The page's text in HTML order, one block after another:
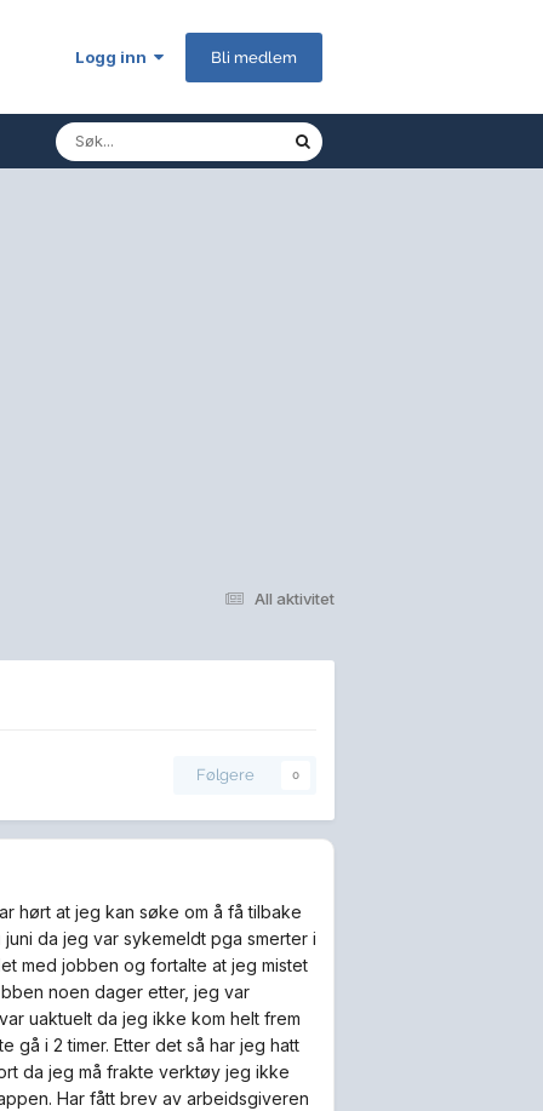
Logg inn Bli medlem
All aktivitet
Følgere 0
hørt at jeg kan søke om å få tilbake
da jeg var sykemeldt pga smerter i
med jobben og fortalte at jeg mistet
noen dager etter, jeg var
uaktuelt da jeg ikke kom helt frem
gå i 2 timer. Etter det så har jeg hatt
da jeg må frakte verktøy jeg ikke
Har fått brev av arbeidsgiveren